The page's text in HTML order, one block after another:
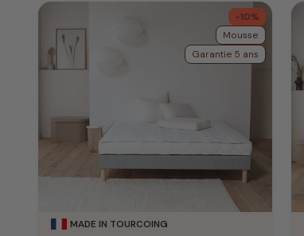
MADE IN TOURCOING
-10%
Mousse
Garantie 5 ans